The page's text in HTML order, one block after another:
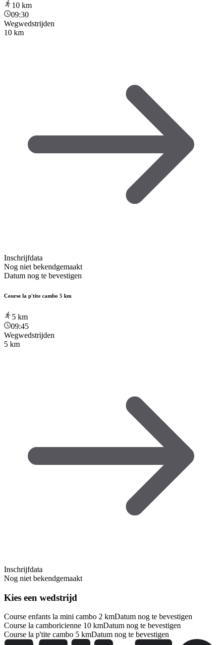
10 km
09:30
Wegwedstrijden
10 km
Inschrijfdata
Nog niet bekendgemaakt
Datum nog te bevestigen
Course la p'tite cambo 5 km
5 km
09:45
Wegwedstrijden
5 km
Inschrijfdata
Nog niet bekendgemaakt
Kies een wedstrijd
Course enfants la mini cambo 2 kmDatum nog te bevestigen
Course la camboricienne 10 kmDatum nog te bevestigen
Course la p'tite cambo 5 kmDatum nog te bevestigen